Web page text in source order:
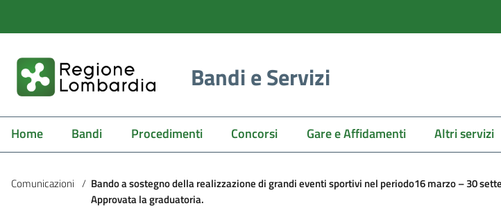
Bandi e Servizi
Home Bandi Procedimenti Concorsi Gare e Affidamenti Altri servizi
Comunicazioni / Bando a sostegno della realizzazione di grandi eventi sportivi nel periodo16 marzo – 30
Approvata la graduatoria.